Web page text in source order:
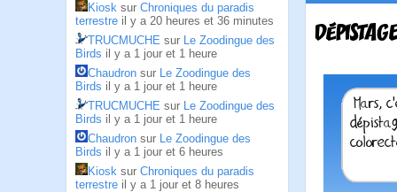
Kiosk sur Chroniques du paradis
terrestre il y a 20 heures et 36 minutes
TRUCMUCHE sur Le Zoodingue des
Birds il y a 1 jour et 1 heure
Chaudron sur Le Zoodingue des
Birds il y a 1 jour et 1 heure
TRUCMUCHE sur Le Zoodingue des
Birds il y a 1 jour et 1 heure
Chaudron sur Le Zoodingue des
Birds il y a 1 jour et 6 heures
Kiosk sur Chroniques du paradis
terrestre il y a 1 jour et 8 heures